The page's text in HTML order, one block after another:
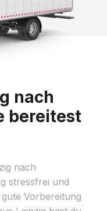
nach
bereitest
nach
stressfrei und
Vorbereitung